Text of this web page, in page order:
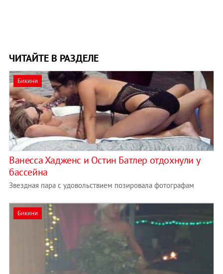
ЧИТАЙТЕ В РАЗДЕЛЕ
Бикини
Ванесса Хадженс и Остин Батлер отдохнули у
бассейна
Звездная пара с удовольствием позировала фотографам
Бикини